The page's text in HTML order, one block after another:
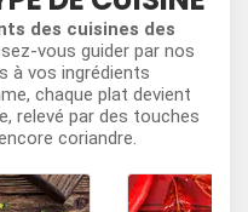
des cuisines des
vous guider par nos
à vos ingrédients
chaque plat devient
relevé par des touches
coriandre.